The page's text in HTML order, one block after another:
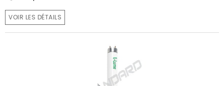
VOIR LES DÉTAILS